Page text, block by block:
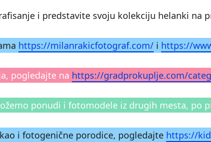
i predstavite svoju kolekciju helanki na
https://milanrakicfotograf.com/ i https://
pogledajte na https://gradprokuplje.com/
ponudi i fotomodele iz drugih mesta, po
i fotogenične porodice, pogledajte https://